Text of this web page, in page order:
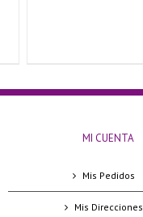
MI CUENTA
Mis Pedidos
Mis Direcciones